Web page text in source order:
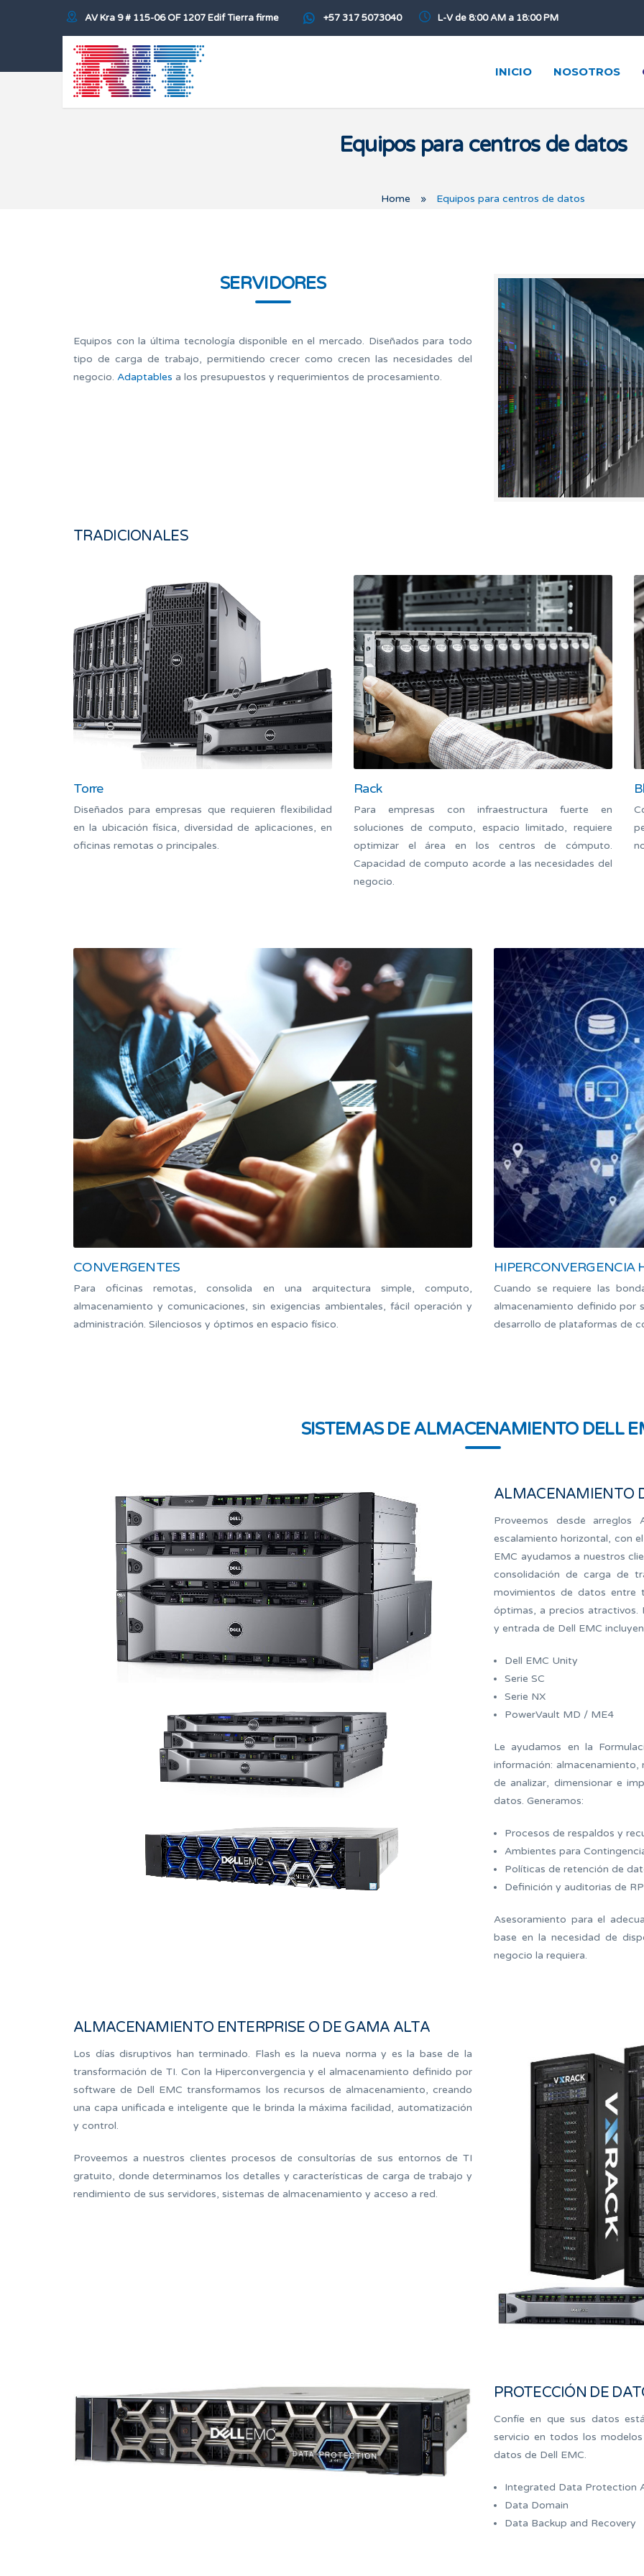
AV Kra 9 # 115-06 OF 1207 Edif Tierra firme +57 317 5073040 L-V de 8:00 AM a 18:00 PM
INICIO NOSOTROS
Equipos para centros de datos
Home » Equipos para centros de datos
SERVIDORES
Equipos con la última tecnología disponible en el mercado. Diseñados para todo
tipo de carga de trabajo, permitiendo crecer como crecen las necesidades del
negocio. Adaptables a los presupuestos y requerimientos de procesamiento.
TRADICIONALES
Torre
Diseñados para empresas que requieren flexibilidad
en la ubicación física, diversidad de aplicaciones, en
oficinas remotas o principales.
Rack
Para empresas con infraestructura fuerte en
soluciones de computo, espacio limitado, requiere
optimizar el área en los centros de cómputo.
Capacidad de computo acorde a las necesidades del
negocio.
CONVERGENTES
Para oficinas remotas, consolida en una arquitectura simple, computo,
almacenamiento y comunicaciones, sin exigencias ambientales, fácil operación y
administración. Silenciosos y óptimos en espacio físico.
HIPERCONVERGENCIA
Cuando se requiere las
almacenamiento definido por
desarrollo de plataformas de
SISTEMAS DE ALMACENAMIENTO DELL
ALMACENAMIENTO
Proveemos desde
escalamiento horizontal, con
EMC ayudamos a nuestros
consolidación de carga de
movimientos de datos entre
óptimas, a precios atractivos.
y entrada de Dell EMC
Dell EMC Unity
Serie SC
Serie NX
PowerVault MD / ME4
Le ayudamos en la
información:
de analizar, dimensionar e
datos. Generamos:
Procesos de respaldos y
Ambientes para
Políticas de retención de
Definición y auditorias de
Asesoramiento para el
base en la necesidad de
negocio la requiera.
ALMACENAMIENTO ENTERPRISE O DE GAMA ALTA
Los días disruptivos han terminado. Flash es la nueva norma y es la base de la
transformación de TI. Con la Hiperconvergencia y el almacenamiento definido por
software de Dell EMC transformamos los recursos de almacenamiento, creando
una capa unificada e inteligente que le brinda la máxima facilidad, automatización
y control.
Proveemos a nuestros clientes procesos de consultorías de sus entornos de TI
gratuito, donde determinamos los detalles y características de carga de trabajo y
rendimiento de sus servidores, sistemas de almacenamiento y acceso a red.
PROTECCIÓN DE
Confíe en que sus datos
servicio en todos los
datos de Dell EMC.
Integrated Data Protection
Data Domain
Data Backup and Recovery